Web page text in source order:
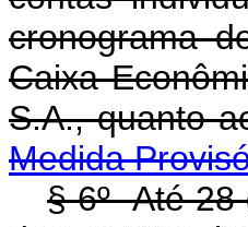
cronograma
Caixa
S.A.,
Medida
§ 6º Até 28